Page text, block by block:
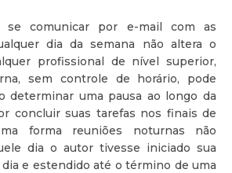
comunicar por e-mail com as
dia da semana não altera o
profissional de nível superior,
sem controle de horário, pode
determinar uma pausa ao longo da
concluir suas tarefas nos finais de
forma reuniões noturnas não
dia o autor tivesse iniciado sua
e estendido até o término de uma